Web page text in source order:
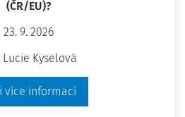
(ČR/EU)?
23. 9. 2026
Lucie Kyselová
více informací
zaměstnance na dohodu o
musí za tyto zaměstnance